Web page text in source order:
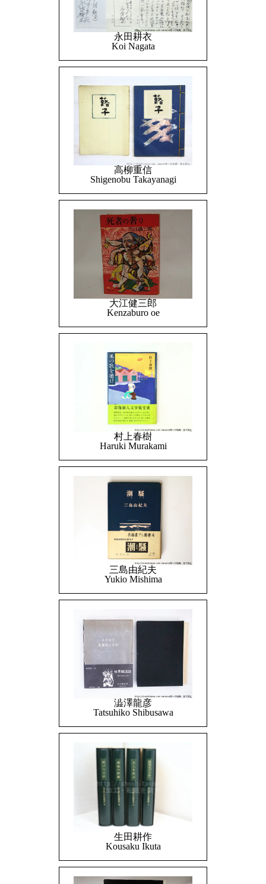
永田耕衣
Koi Nagata
高柳重信
Shigenobu Takayanagi
大江健三郎
Kenzaburo oe
村上春樹
Haruki Murakami
三島由紀夫
Yukio Mishima
澁澤龍彦
Tatsuhiko Shibusawa
生田耕作
Kousaku Ikuta